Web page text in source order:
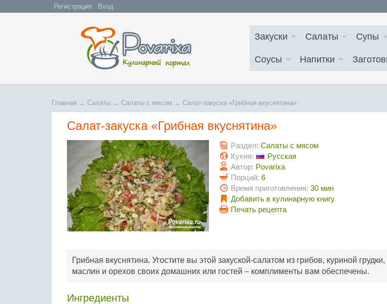
Регистрация Вход
Закуски Салаты Супы
Соусы Напитки
Главная → Салаты → Салаты с мясом → Салат-закуска «Грибная вкуснятина»
Салат-закуска «Грибная вкуснятина»
Раздел: Салаты с мясом
Кухня:
Русская
Автор: Povarixa
Порций: 6
Время приготовления: 30 мин
Добавить в кулинарную книгу
Печать рецепта
Грибная вкуснятина. Угостите вы этой закуской-салатом из грибов, куриной грудки,
маслин и орехов своих домашних или гостей – комплименты вам обеспечены.
Ингредиенты